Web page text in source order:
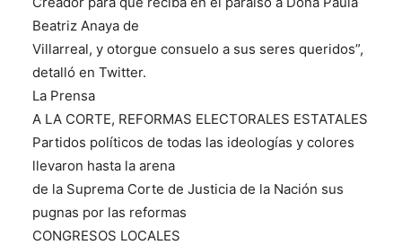
Beatriz Anaya de
Villarreal, y otorgue consuelo a sus seres queridos”,
detalló en Twitter.
La Prensa
A LA CORTE, REFORMAS ELECTORALES ESTATALES
Partidos políticos de todas las ideologías y colores
llevaron hasta la arena
de la Suprema Corte de Justicia de la Nación sus
pugnas por las reformas
CONGRESOS LOCALES